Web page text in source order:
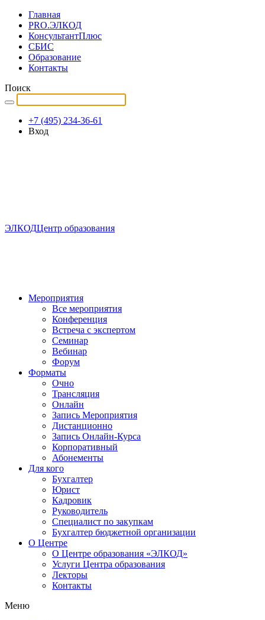
Главная
PRO.ЭЛКОД
КонсультантПлюс
СБИС
Образование
Контакты
Поиск
+7 (495) 234-36-61
Вход
ЭЛКОДЦентр образования
Мероприятия
Все мероприятия
Конференция
Встреча с экспертом
Семинар
Вебинар
Форум
Форматы
Очно
Трансляция
Онлайн
Запись Мероприятия
Дистанционно
Запись Онлайн-Курса
Корпоративный
Абонементы
Для кого
Бухгалтер
Юрист
Кадровик
Руководитель
Специалист по закупкам
Бухгалтер бюджетной организации
О Центре
О Центре образования «ЭЛКОД»
Услуги Центра образования
Лекторы
Контакты
Меню